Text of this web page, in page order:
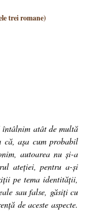
trei romane)
întâlnim atât de multă
că, așa cum probabil
autoarea nu și-a
ateției, pentru a-și
pe tema identității,
sau false, găsiți cu
de aceste aspecte.